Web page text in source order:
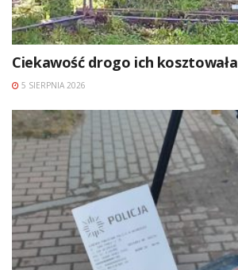
Ciekawość drogo ich kosztowała
5 SIERPNIA 2026